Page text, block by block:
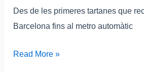
Des de les primeres tartanes que
Barcelona fins al metro automàtic
Read More »